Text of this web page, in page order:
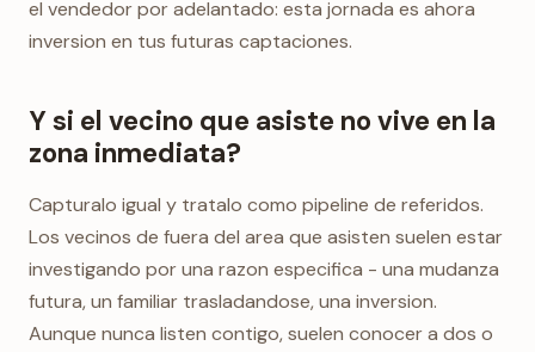
el vendedor por adelantado: esta jornada es ahora
inversion en tus futuras captaciones.
Y si el vecino que asiste no vive en la
zona inmediata?
Capturalo igual y tratalo como pipeline de referidos.
Los vecinos de fuera del area que asisten suelen estar
investigando por una razon especifica - una mudanza
futura, un familiar trasladandose, una inversion.
Aunque nunca listen contigo, suelen conocer a dos o